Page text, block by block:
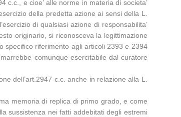
e cioe’ alle norme in materia di societa’
della predetta azione ai sensi della L.
di qualsiasi azione di responsabilita’
originario, si riconosceva la legittimazione
specifico riferimento agli articoli 2393 e 2394
comunque esercitabile dal curatore
dell’art.2947 c.c. anche in relazione alla L.
memoria di replica di primo grado, e come
sussistenza nei fatti addebitati degli estremi